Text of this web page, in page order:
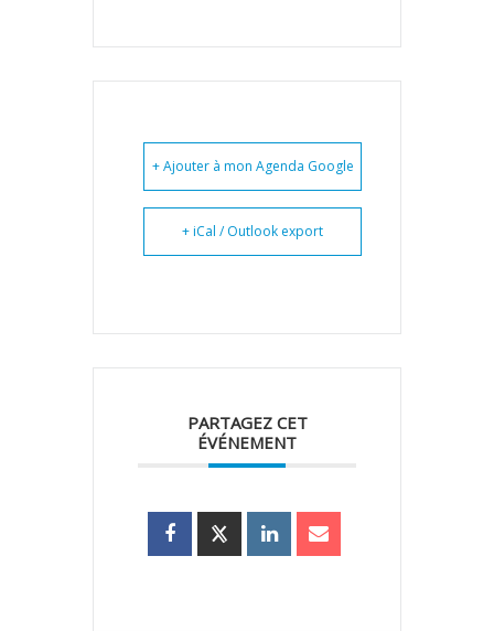
+ Ajouter à mon Agenda Google
+ iCal / Outlook export
PARTAGEZ CET
ÉVÉNEMENT